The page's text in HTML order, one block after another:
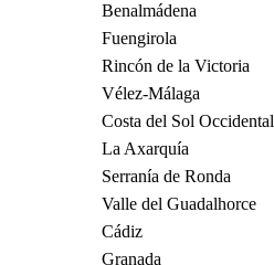
Benalmádena
Fuengirola
Rincón de la Victoria
Vélez-Málaga
Costa del Sol Occidental
La Axarquía
Serranía de Ronda
Valle del Guadalhorce
Cádiz
Granada